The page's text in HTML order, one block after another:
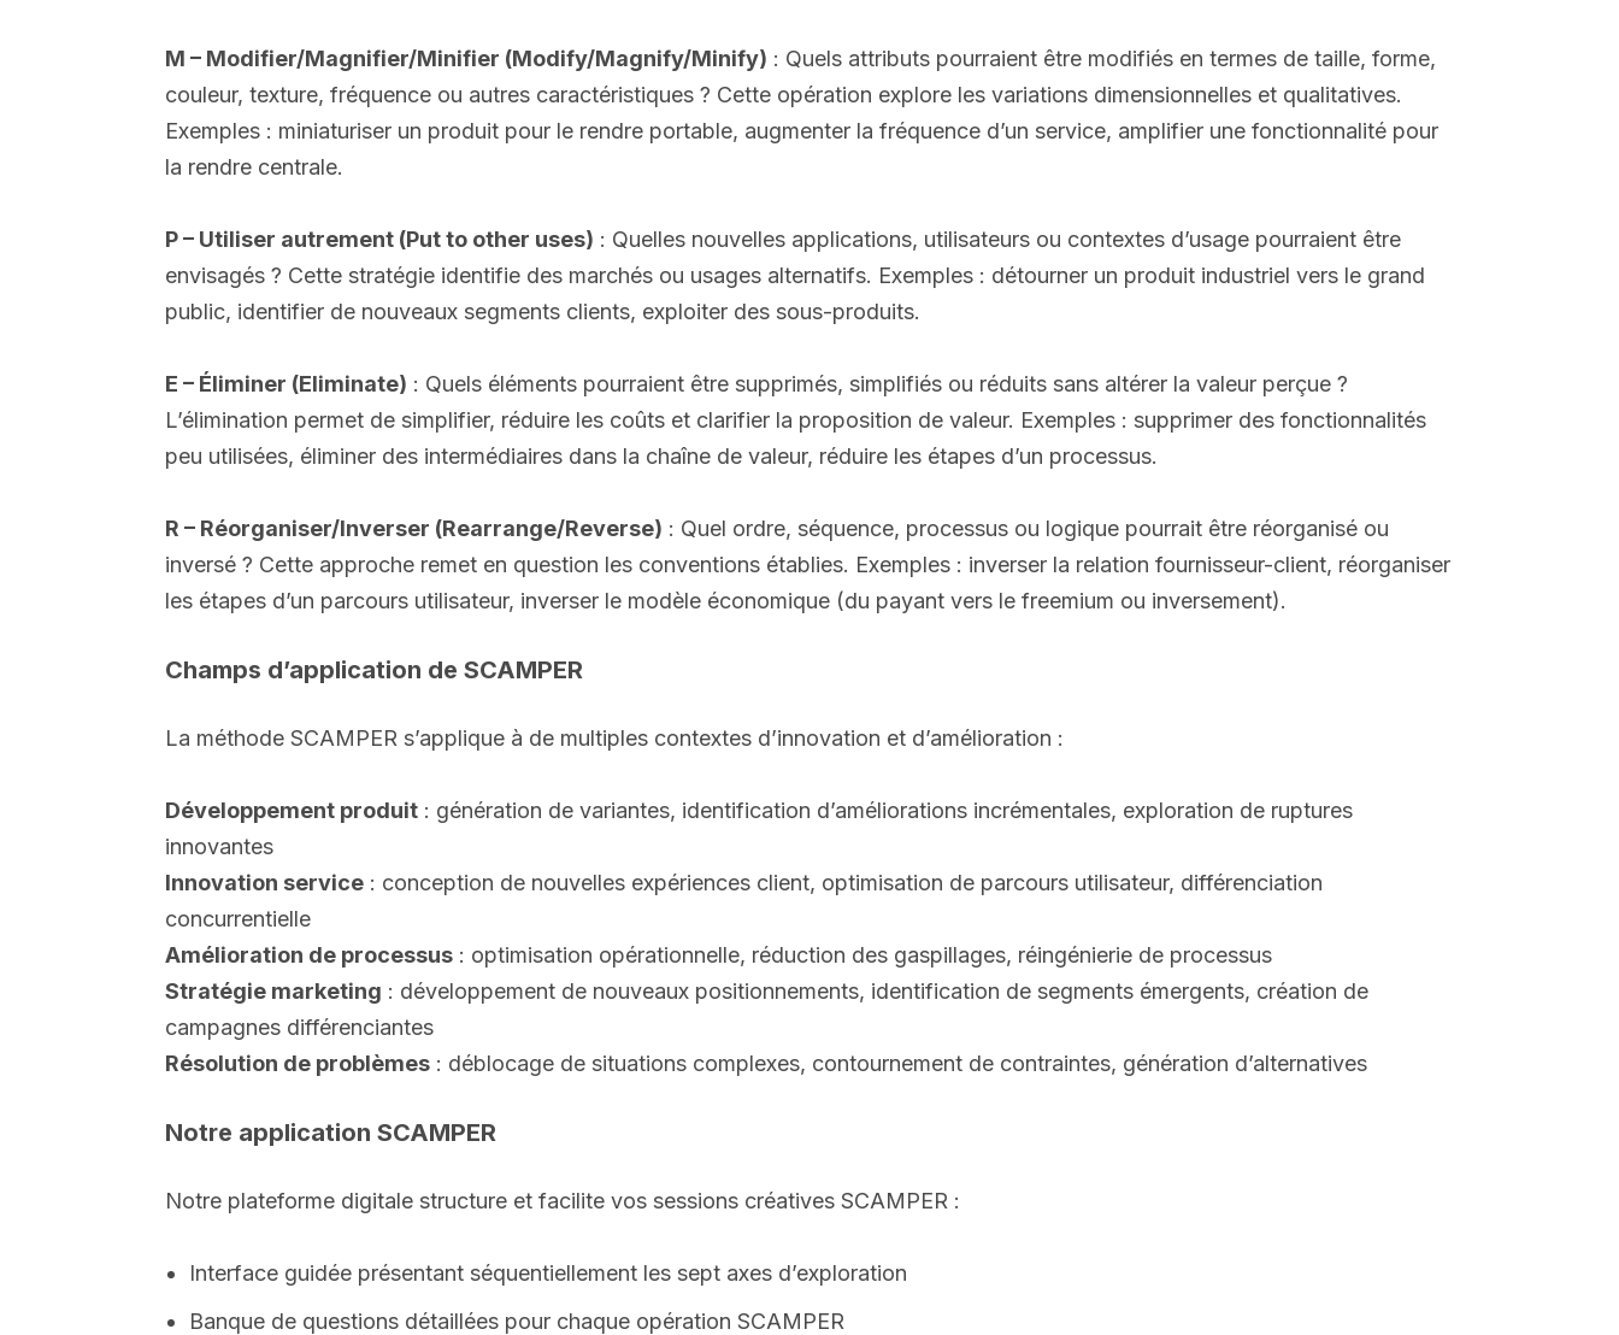
M – Modifier/Magnifier/Minifier (Modify/Magnify/Minify) : Quels attributs pourraient être modifiés en termes de taille, forme,
couleur, texture, fréquence ou autres caractéristiques ? Cette opération explore les variations dimensionnelles et qualitatives.
Exemples : miniaturiser un produit pour le rendre portable, augmenter la fréquence d’un service, amplifier une fonctionnalité pour
la rendre centrale.
P – Utiliser autrement (Put to other uses) : Quelles nouvelles applications, utilisateurs ou contextes d’usage pourraient être
envisagés ? Cette stratégie identifie des marchés ou usages alternatifs. Exemples : détourner un produit industriel vers le grand
public, identifier de nouveaux segments clients, exploiter des sous-produits.
E – Éliminer (Eliminate) : Quels éléments pourraient être supprimés, simplifiés ou réduits sans altérer la valeur perçue ?
L’élimination permet de simplifier, réduire les coûts et clarifier la proposition de valeur. Exemples : supprimer des fonctionnalités
peu utilisées, éliminer des intermédiaires dans la chaîne de valeur, réduire les étapes d’un processus.
R – Réorganiser/Inverser (Rearrange/Reverse) : Quel ordre, séquence, processus ou logique pourrait être réorganisé ou
inversé ? Cette approche remet en question les conventions établies. Exemples : inverser la relation fournisseur-client, réorganiser
les étapes d’un parcours utilisateur, inverser le modèle économique (du payant vers le freemium ou inversement).
Champs d’application de SCAMPER
La méthode SCAMPER s’applique à de multiples contextes d’innovation et d’amélioration :
Développement produit : génération de variantes, identification d’améliorations incrémentales, exploration de ruptures
innovantes
Innovation service : conception de nouvelles expériences client, optimisation de parcours utilisateur, différenciation
concurrentielle
Amélioration de processus : optimisation opérationnelle, réduction des gaspillages, réingénierie de processus
Stratégie marketing : développement de nouveaux positionnements, identification de segments émergents, création de
campagnes différenciantes
Résolution de problèmes : déblocage de situations complexes, contournement de contraintes, génération d’alternatives
Notre application SCAMPER
Notre plateforme digitale structure et facilite vos sessions créatives SCAMPER :
Interface guidée présentant séquentiellement les sept axes d’exploration
Banque de questions détaillées pour chaque opération SCAMPER